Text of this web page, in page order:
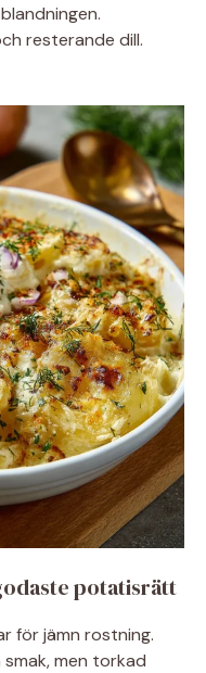
resterande dill.
potatisrätt
för jämn rostning.
men torkad